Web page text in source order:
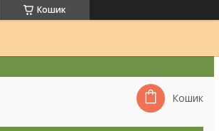
Кошик
Кошик